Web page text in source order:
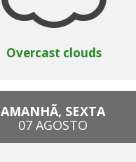
Overcast clouds
AMANHÃ, SEXTA
07 AGOSTO